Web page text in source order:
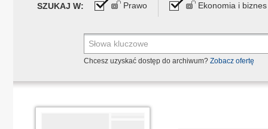
SZUKAJ W: Prawo Ekonomia i biznes
Chcesz uzyskać dostęp do archiwum? Zobacz ofertę